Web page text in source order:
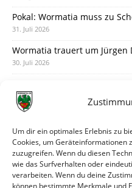
Um dir ein optimales Erlebnis zu
Cookies, um Geräteinformationen
zuzugreifen. Wenn du diesen
wie das Surfverhalten oder
verarbeiten. Wenn du deine
können bestimmte Merkmale und
Pokal: Wormatia muss zu
31. Juli 2026
Wormatia trauert um Jürgen
30. Juli 2026
28. Juli 2026
28. Juli 2026
Neue Podcast-Folge: So tickt
27. Juli 2026
Eindrücke vom Stadionfest